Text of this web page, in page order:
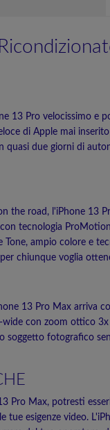
13 Pro velocissimo e
di Apple mai
quasi due giorni di
the road, l'iPhone 13
tecnologia
Tone, ampio colore e
chiunque voglia
13 Pro Max arriva
con zoom ottico
fotografico
Pro Max, potresti
tue esigenze video.